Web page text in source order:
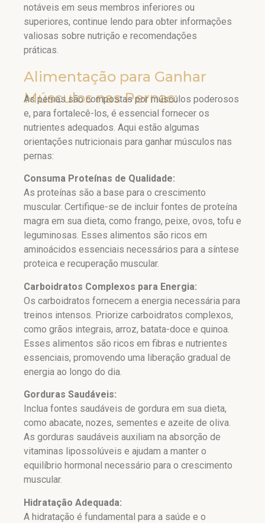
notáveis em seus membros inferiores ou
superiores, continue lendo para obter informações
valiosas sobre nutrição e recomendações
práticas.
Alimentação para Ganhar
Músculos nas Pernas:
As pernas são compostas por músculos poderosos
e, para fortalecê-los, é essencial fornecer os
nutrientes adequados. Aqui estão algumas
orientações nutricionais para ganhar músculos nas
pernas:
Consuma Proteínas de Qualidade:
As proteínas são a base para o crescimento
muscular. Certifique-se de incluir fontes de proteína
magra em sua dieta, como frango, peixe, ovos, tofu e
leguminosas. Esses alimentos são ricos em
aminoácidos essenciais necessários para a síntese
proteica e recuperação muscular.
Carboidratos Complexos para Energia:
Os carboidratos fornecem a energia necessária para
treinos intensos. Priorize carboidratos complexos,
como grãos integrais, arroz, batata-doce e quinoa.
Esses alimentos são ricos em fibras e nutrientes
essenciais, promovendo uma liberação gradual de
energia ao longo do dia.
Gorduras Saudáveis:
Inclua fontes saudáveis de gordura em sua dieta,
como abacate, nozes, sementes e azeite de oliva.
As gorduras saudáveis auxiliam na absorção de
vitaminas lipossolúveis e ajudam a manter o
equilíbrio hormonal necessário para o crescimento
muscular.
Hidratação Adequada:
A hidratação é fundamental para a saúde e o